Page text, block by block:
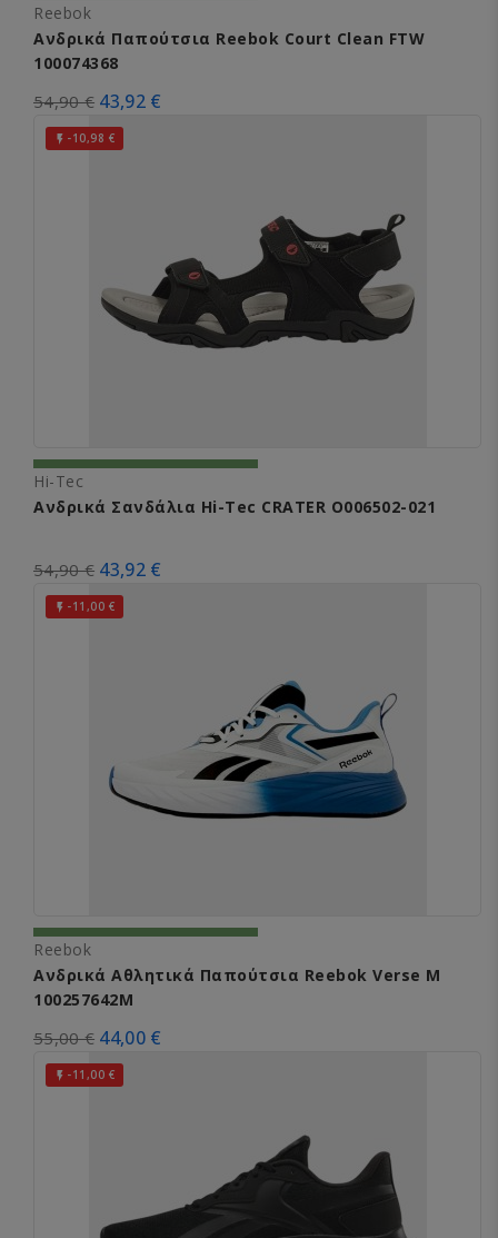
Reebok
Ανδρικά Παπούτσια Reebok Court Clean FTW
100074368
54,90 € 43,92 €
 -10,98 €
Hi-Tec
Ανδρικά Σανδάλια Hi-Tec CRATER O006502-021
54,90 € 43,92 €
 -11,00 €
Reebok
Ανδρικά Αθλητικά Παπούτσια Reebok Verse M
100257642M
55,00 € 44,00 €
 -11,00 €